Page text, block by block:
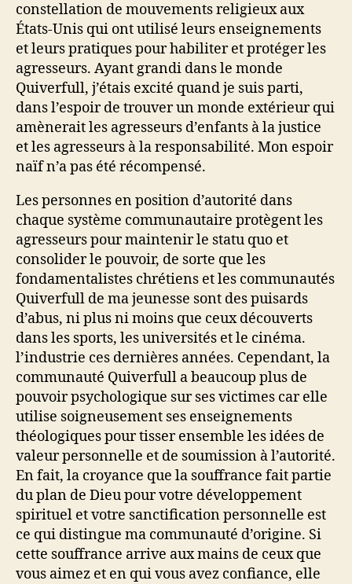
constellation de mouvements religieux aux
États-Unis qui ont utilisé leurs enseignements
et leurs pratiques pour habiliter et protéger les
agresseurs. Ayant grandi dans le monde
Quiverfull, j’étais excité quand je suis parti,
dans l’espoir de trouver un monde extérieur qui
amènerait les agresseurs d’enfants à la justice
et les agresseurs à la responsabilité. Mon espoir
naïf n’a pas été récompensé.
Les personnes en position d’autorité dans
chaque système communautaire protègent les
agresseurs pour maintenir le statu quo et
consolider le pouvoir, de sorte que les
fondamentalistes chrétiens et les communautés
Quiverfull de ma jeunesse sont des puisards
d’abus, ni plus ni moins que ceux découverts
dans les sports, les universités et le cinéma.
l’industrie ces dernières années. Cependant, la
communauté Quiverfull a beaucoup plus de
pouvoir psychologique sur ses victimes car elle
utilise soigneusement ses enseignements
théologiques pour tisser ensemble les idées de
valeur personnelle et de soumission à l’autorité.
En fait, la croyance que la souffrance fait partie
du plan de Dieu pour votre développement
spirituel et votre sanctification personnelle est
ce qui distingue ma communauté d’origine. Si
cette souffrance arrive aux mains de ceux que
vous aimez et en qui vous avez confiance, elle